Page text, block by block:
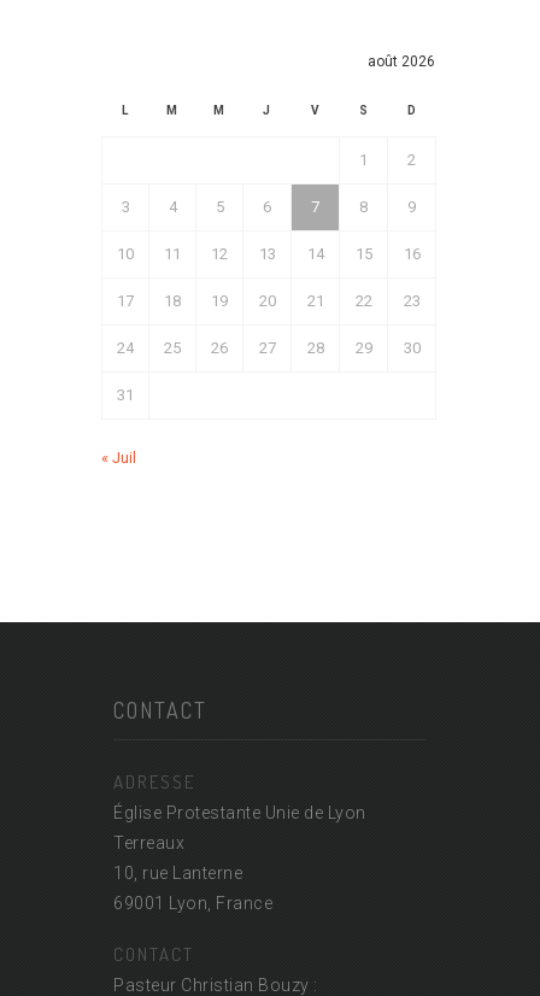
août 2026
L M M J V S D
1 2
3 4 5 6 7 8 9
10 11 12 13 14 15 16
17 18 19 20 21 22 23
24 25 26 27 28 29 30
31
« Juil
CONTACT
ADRESSE
Église Protestante Unie de Lyon
Terreaux
10, rue Lanterne
69001 Lyon, France
CONTACT
Pasteur Christian Bouzy :